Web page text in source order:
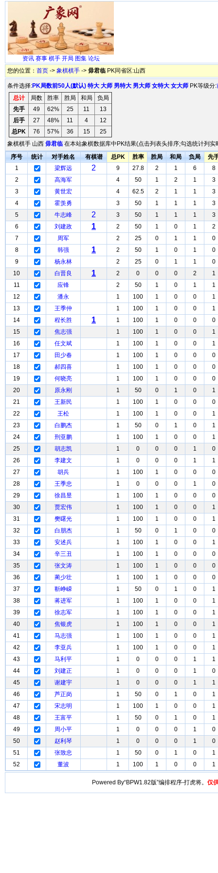
资讯 赛事 棋手 开局 图集 论坛
您的位置： 首页 -> 象棋棋手 -> 毋君临 PK同省区:山西
条件选择:PK局数前50人(默认) 特大 大师 男特大 男大师 女特大 女大师 PK等级分:
总计
局数 胜率 胜局 和局
负局
先手
49 62% 25 11
13
后手
27 48% 11 4
12
总PK
76 57% 36 15
25
象棋棋手 山西 毋君临 在本站象棋数据库中PK结果(点击列表头排序;勾选统计列
序号
统计 对手姓名 有棋谱 总PK 胜率 胜局 和局 负局
先
1
梁辉远 2 9 27.8 2 1 6
8
2
高海军 4 50 1 2 1
3
3
黄世宏 4 62.5 2 1 1
3
4
霍羡勇 3 50 1 1 1
3
5
牛志峰 2 3 50 1 1 1
3
6
刘建政 1 2 50 1 0 1
2
7
周军 2 25 0 1 1
0
8
韩强 1 2 50 1 0 1
0
9
杨永林 2 25 0 1 1
0
10
白晋良 1 2 0 0 0 2
1
11
应锋 2 50 1 0 1
1
12
潘永 1 100 1 0 0
1
13
王季仲 1 100 1 0 0
1
14
程长胜 1 1 100 1 0 0
0
15
焦志强 1 100 1 0 0
1
16
任文斌 1 100 1 0 0
1
17
田少春 1 100 1 0 0
0
18
郝四喜 1 100 1 0 0
0
19
何晓亮 1 100 1 0 0
0
20
原永刚 1 50 0 1 0
1
21
王新民 1 100 1 0 0
0
22
王松 1 100 1 0 0
1
23
白鹏杰 1 50 0 1 0
1
24
刑亚鹏 1 100 1 0 0
1
25
胡志凯 1 0 0 0 1
0
26
李建文 1 0 0 0 1
1
27
胡兵 1 100 1 0 0
0
28
王季忠 1 0 0 0 1
0
29
徐昌昱 1 100 1 0 0
0
30
贾宏伟 1 100 1 0 0
1
31
樊曙光 1 100 1 0 0
1
32
白朋杰 1 50 0 1 0
0
33
安述兵 1 100 1 0 0
1
34
辛三丑 1 100 1 0 0
0
35
张文涛 1 100 1 0 0
0
36
蔺少壮 1 100 1 0 0
0
37
靳峥嵘 1 50 0 1 0
1
38
蒋进军 1 100 1 0 0
1
39
徐志军 1 100 1 0 0
1
40
焦银虎 1 100 1 0 0
1
41
马志强 1 100 1 0 0
1
42
李亚兵 1 100 1 0 0
1
43
马利平 1 0 0 0 1
1
44
刘建正 1 0 0 0 1
0
45
谢建宇 1 0 0 0 1
1
46
芦正岗 1 50 0 1 0
1
47
宋志明 1 100 1 0 0
1
48
王富平 1 50 0 1 0
1
49
周小平 1 0 0 0 1
0
50
赵利琴 1 0 0 0 1
0
51
张致忠 1 50 0 1 0
1
52
董波 1 100 1 0 0 1
Powered By“BPW1.82版”编排程序-打虎将。 仅